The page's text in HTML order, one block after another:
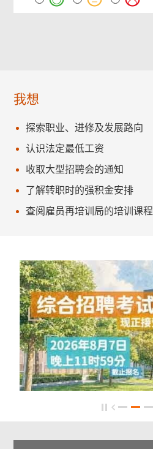
我想
探索职业、进修及发展路向
认识法定最低工资
收取大型招聘会的通知
了解转职时的强积金安排
查阅雇员再培训局的培训课程